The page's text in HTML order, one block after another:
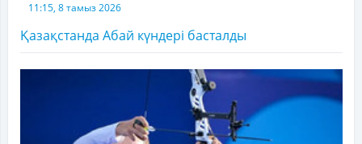
11:15, 8 тамыз 2026
Қазақстанда Абай күндері басталды